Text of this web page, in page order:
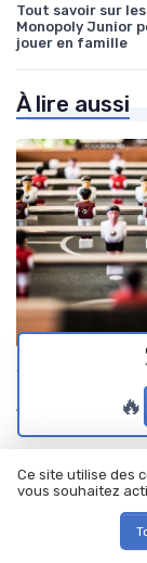
Tout savoir sur
Monopoly Junior
jouer en famille
À lire aussi
Jeux de rôle
figurines du
🔥
Ce site utilise des
vous souhaitez